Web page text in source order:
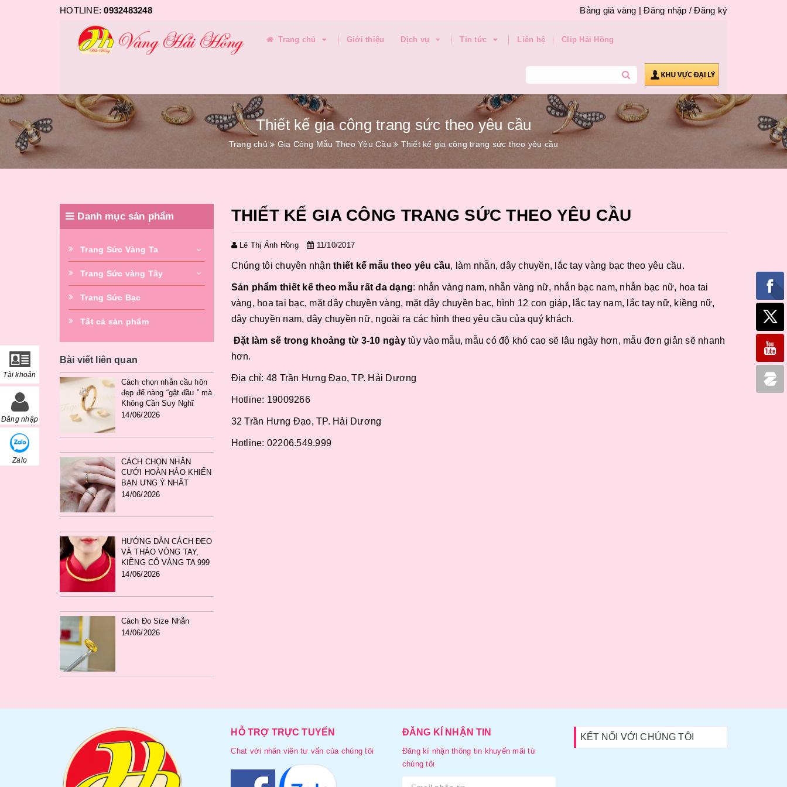
HOTLINE:0932483248 Bảng giá vàng | Đăng nhập / Đăng ký
Trang chủ Giới thiệu Dịch vụ Tin tức Liên hệ Clip Hải Hồng
Thiết kế gia công trang sức theo yêu cầu
Trang chủ Gia Công Mẫu Theo Yêu Cầu Thiết kế gia công trang sức theo yêu cầu
THIẾT KẾ GIA CÔNG TRANG SỨC THEO YÊU CẦU
Lê Thị Ánh Hồng 11/10/2017
Chúng tôi chuyên nhận thiết kế mẫu theo yêu cầu, làm nhẫn, dây chuyền, lắc tay vàng bạc theo yêu cầu.
Sản phẩm thiết kế theo mẫu rất đa dạng: nhẫn vàng nam, nhẫn vàng nữ, nhẫn bạc nam, nhẫn bạc nữ, hoa tai
vàng, hoa tai bạc, mặt dây chuyền vàng, mặt dây chuyền bạc, hình 12 con giáp, lắc tay nam, lắc tay nữ, kiềng nữ,
dây chuyền nam, dây chuyền nữ, ngoài ra các hình theo yêu cầu của quý khách.
Đặt làm sẽ trong khoảng từ 3-10 ngày tùy vào mẫu, mẫu có độ khó cao sẽ lâu ngày hơn, mẫu đơn giản sẽ nhanh
hơn.
Địa chỉ: 48 Trần Hưng Đạo, TP. Hải Dương
Hotline: 19009266
32 Trần Hưng Đạo, TP. Hải Dương
Hotline: 02206.549.999
Danh mục sản phẩm
Trang Sức Vàng Ta
Trang Sức vàng Tây
Trang Sức Bạc
Tất cả sản phẩm
Bài viết liên quan
Cách chọn nhẫn cầu hôn
đẹp để nàng “gật đầu ” mà
Không Cần Suy Nghĩ
14/06/2026
CÁCH CHỌN NHẪN
CƯỚI HOÀN HẢO KHIẾN
BẠN ƯNG Ý NHẤT
14/06/2026
HƯỚNG DẪN CÁCH ĐEO
VÀ THÁO VÒNG TAY,
KIỀNG CỔ VÀNG TA 999
14/06/2026
Cách Đo Size Nhẫn
14/06/2026
HỖ TRỢ TRỰC TUYẾN
Chat với nhân viên tư vấn của chúng tôi
ĐĂNG KÍ NHẬN TIN
Đăng kí nhận thông tin khuyến mãi từ
chúng tôi
KẾT NỐI VỚI CHÚNG TÔI
Tài khoản
Đăng nhập
Zalo